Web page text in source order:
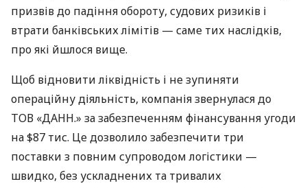
призвів до падіння обороту, судових ризиків і
втрати банківських лімітів — саме тих наслідків,
про які йшлося вище.
Щоб відновити ліквідність і не зупиняти
операційну діяльність, компанія звернулася до
ТОВ «ДАНН.» за забезпеченням фінансування угоди
на $87 тис. Це дозволило забезпечити три
поставки з повним супроводом логістики —
швидко, без ускладнених та тривалих